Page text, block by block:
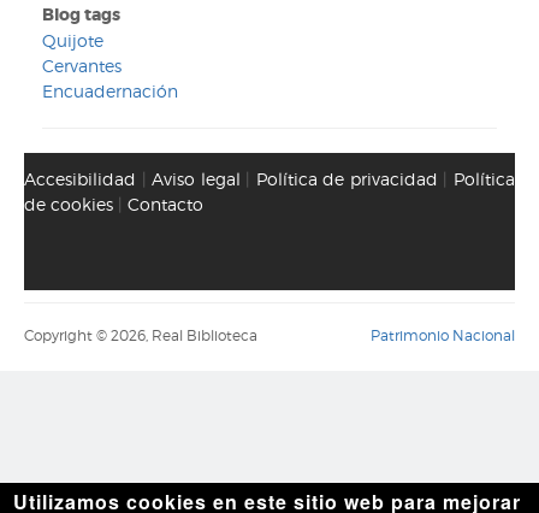
Blog tags
Quijote
Cervantes
Encuadernación
Accesibilidad |Aviso legal Política de privacidad
Política
de cookies
Contacto
Copyright © 2026, Real Biblioteca Patrimonio Nacional
Utilizamos cookies en este sitio web para mejorar